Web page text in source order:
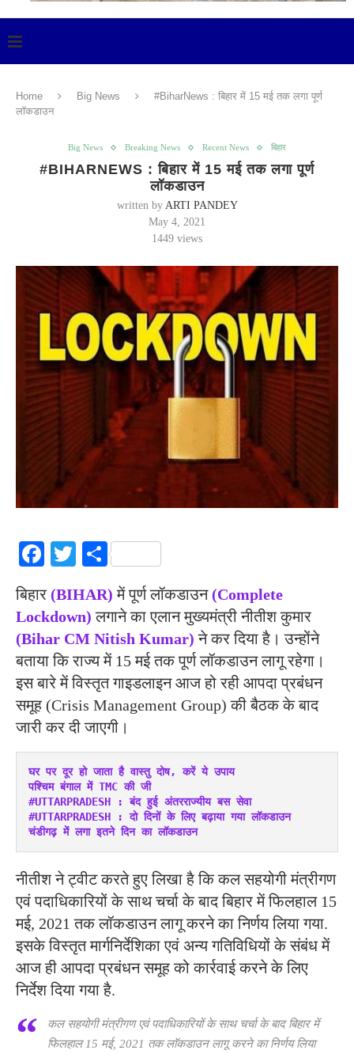
Home Big News
#BiharNews : बिहार में 15 मई तक लगा पूर्ण
लॉकडाउन
Big News Breaking News Recent News बिहार
#BIHARNEWS : बिहार में 15 मई तक लगा पूर्ण
लॉकडाउन
written by ARTI PANDEY
May 4, 2021
1449 views
Facebook
Twitter
Share
बिहार (BIHAR)में पूर्ण लॉकडाउन (Complete
Lockdown)लगाने का एलान मुख्‍यमंत्री नीतीश कुमार
(Bihar CM Nitish Kumar)ने कर दिया है। उन्‍होंने
बताया कि राज्‍य में 15 मई तक पूर्ण लॉकडाउन लागू रहेगा।
इस बारे में विस्‍तृत गाइडलाइन आज हो रही आपदा प्रबंधन
समूह (Crisis Management Group) की बैठक के बाद
जारी कर दी जाएगी।
घर पर दूर हो जाता है वास्तु दोष, करें ये उपाय
पश्चिम बंगाल में TMC की जी
#UTTARPRADESH : बंद हुई अंतरराज्यीय बस सेवा
#UTTARPRADESH : दो दिनों के लिए बढ़ाया गया लॉकडाउन
चंडीगढ़ में लगा इतने दिन का लॉकडाउन
नीतीश ने ट्वीट करते हुए लिखा है कि कल सहयोगी मंत्रीगण
एवं पदाधिकारियों के साथ चर्चा के बाद बिहार में फिलहाल 15
मई, 2021 तक लॉकडाउन लागू करने का निर्णय लिया गया.
इसके विस्तृत मार्गनिर्देशिका एवं अन्य गतिविधियों के संबंध में
आज ही आपदा प्रबंधन समूह को कार्रवाई करने के लिए
निर्देश दिया गया है.
कल सहयोगी मंत्रीगण एवं पदाधिकारियों के साथ चर्चा के बाद बिहार में
फिलहाल 15 मई, 2021 तक लाॅकडाउन लागू करने का निर्णय लिया